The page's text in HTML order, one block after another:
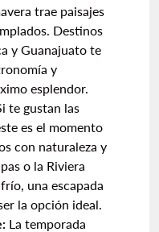
trae paisajes
Destinos
y Guanajuato te
y
esplendor.
te gustan las
es el momento
con naturaleza y
o la Riviera
una escapada
la opción ideal.
La temporada